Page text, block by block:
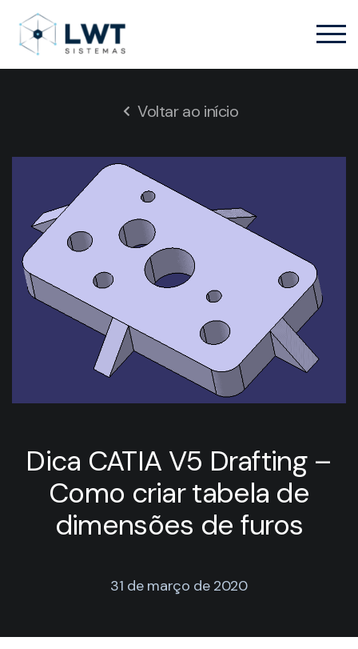
Voltar ao início
Dica CATIA V5 Drafting –
Como criar tabela de
dimensões de furos
31 de março de 2020